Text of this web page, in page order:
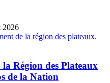
2026
Région des Plateaux
de la Nation